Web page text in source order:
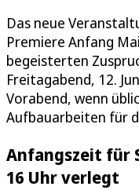
Das neue
Premiere Anfang
begeisterten
Freitagabend, 12.
Vorabend, wenn
Aufbauarbeiten für
Anfangszeit für
16 Uhr verlegt